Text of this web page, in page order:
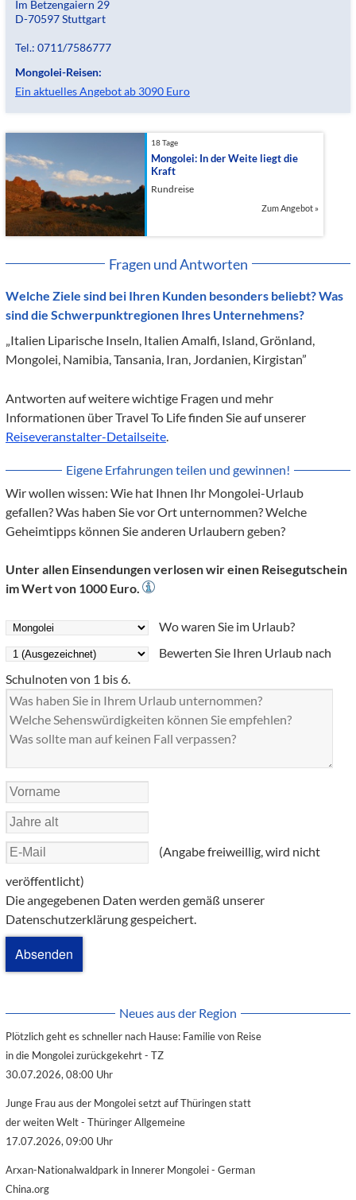
Im Betzengaiern 29
D-70597 Stuttgart
Tel.: 0711/7586777
Mongolei-Reisen:
Ein aktuelles Angebot ab 3090 Euro
18 Tage
Mongolei: In der Weite liegt die
Kraft
Rundreise
Zum Angebot »
Fragen und Antworten
Welche Ziele sind bei Ihren Kunden besonders beliebt? Was
sind die Schwerpunktregionen Ihres Unternehmens?
„Italien Liparische Inseln, Italien Amalfi, Island, Grönland,
Mongolei, Namibia, Tansania, Iran, Jordanien, Kirgistan”
Antworten auf weitere wichtige Fragen und mehr
Informationen über Travel To Life finden Sie auf unserer
Reiseveranstalter-Detailseite
Eigene Erfahrungen teilen und gewinnen!
Wir wollen wissen: Wie hat Ihnen Ihr Mongolei-Urlaub
gefallen? Was haben Sie vor Ort unternommen? Welche
Geheimtipps können Sie anderen Urlaubern geben?
Unter allen Einsendungen verlosen wir einen Reisegutschein
im Wert von 1000 Euro.
Wo waren Sie im Urlaub?
Bewerten Sie Ihren Urlaub nach
Schulnoten von 1 bis 6.
(Angabe freiweillig, wird nicht
veröffentlicht)
Die angegebenen Daten werden gemäß unserer
Datenschutzerklärung gespeichert.
Neues aus der Region
Plötzlich geht es schneller nach Hause: Familie von Reise
in die Mongolei zurückgekehrt - TZ
30.07.2026, 08:00 Uhr
Junge Frau aus der Mongolei setzt auf Thüringen statt
der weiten Welt - Thüringer Allgemeine
17.07.2026, 09:00 Uhr
Arxan-Nationalwaldpark in Innerer Mongolei - German
China.org